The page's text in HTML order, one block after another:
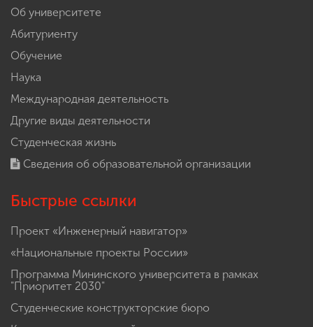
Об университете
Абитуриенту
Обучение
Наука
Международная деятельность
Другие виды деятельности
Студенческая жизнь
Сведения об образовательной организации
Быстрые ссылки
Проект «Инженерный навигатор»
«Национальные проекты России»
Программа Мининского университета в рамках
"Приоритет 2030"
Студенческие конструкторские бюро